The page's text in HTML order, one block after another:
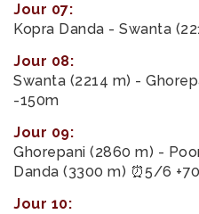
Jour 07:
Kopra Danda - Swanta
Jour 08:
Swanta (2214 m) -
-150m
Jour 09:
Ghorepani (2860 m) -
Danda (3300 m) ⏰5/6
Jour 10: